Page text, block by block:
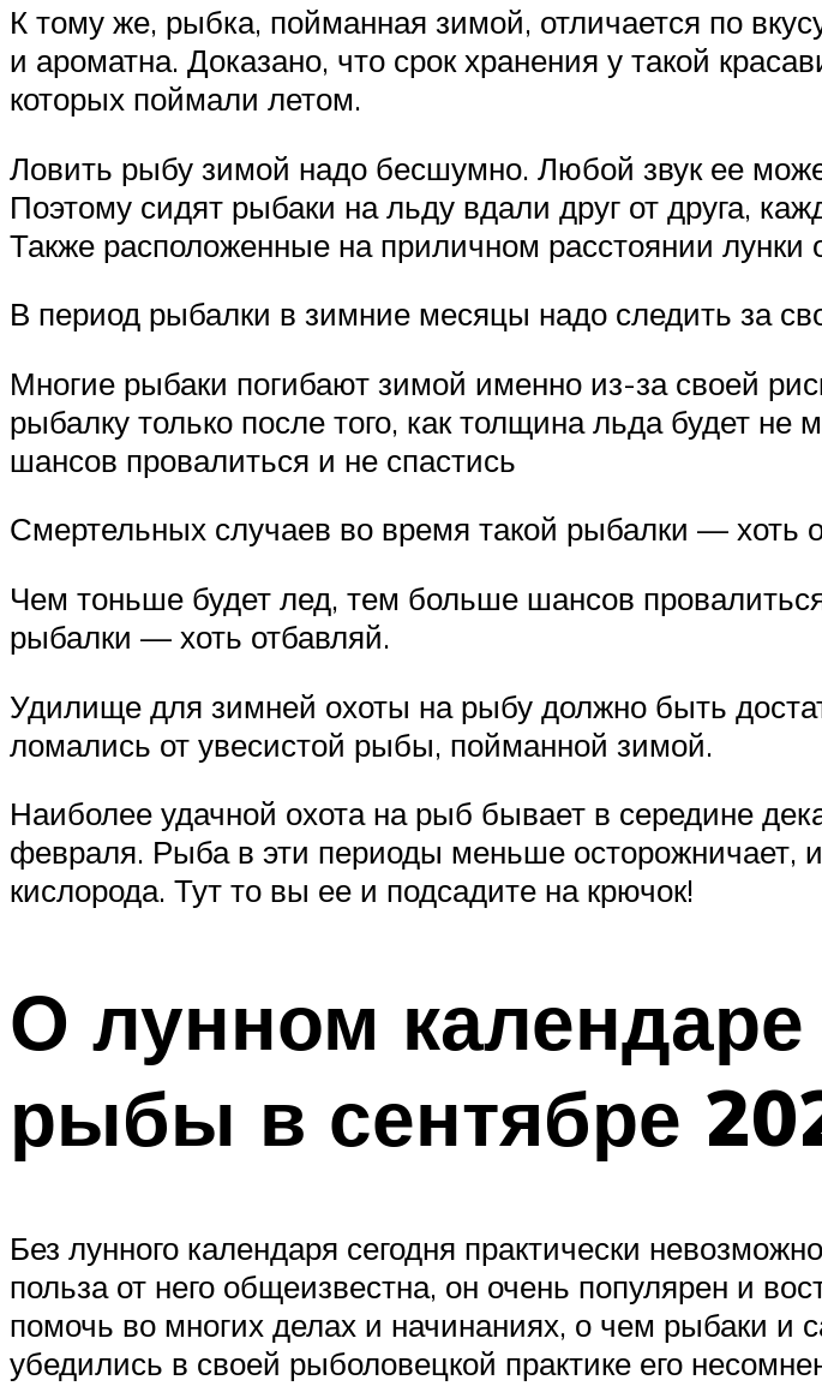
К тому же, рыбка, пойманная зимой, отличается по
и ароматна. Доказано, что срок хранения у такой
которых поймали летом.
Ловить рыбу зимой надо бесшумно. Любой звук ее
Поэтому сидят рыбаки на льду вдали друг от друга,
Также расположенные на приличном расстоянии лунки
В период рыбалки в зимние месяцы надо следить за
Многие рыбаки погибают зимой именно из-за своей
рыбалку только после того, как толщина льда будет
шансов провалиться и не спастись
Смертельных случаев во время такой рыбалки — хоть
Чем тоньше будет лед, тем больше шансов
рыбалки — хоть отбавляй.
Удилище для зимней охоты на рыбу должно быть
ломались от увесистой рыбы, пойманной зимой.
Наиболее удачной охота на рыб бывает в середине
февраля. Рыба в эти периоды меньше осторожничает,
кислорода. Тут то вы ее и подсадите на крючок!
О лунном
рыбы в сентябре
Без лунного календаря сегодня практически
польза от него общеизвестна, он очень популярен и
помочь во многих делах и начинаниях, о чем рыбаки и
убедились в своей рыболовецкой практике его